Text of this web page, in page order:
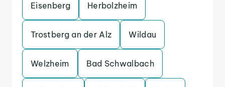
Eisenberg Herbolzheim
Trostberg an der Alz Wildau
Welzheim Bad Schwalbach